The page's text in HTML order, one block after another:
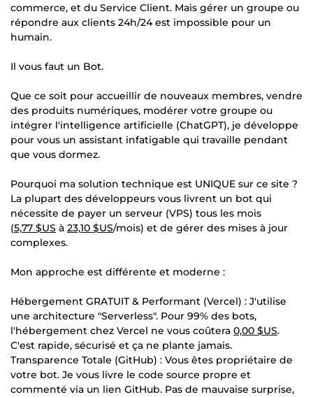
commerce, et du Service Client. Mais gérer un groupe ou
répondre aux clients 24h/24 est impossible pour un
humain.
Il vous faut un Bot.
Que ce soit pour accueillir de nouveaux membres, vendre
des produits numériques, modérer votre groupe ou
intégrer l'intelligence artificielle (ChatGPT), je développe
pour vous un assistant infatigable qui travaille pendant
que vous dormez.
Pourquoi ma solution technique est UNIQUE sur ce site ?
La plupart des développeurs vous livrent un bot qui
nécessite de payer un serveur (VPS) tous les mois
(5,77 $US à 23,10 $US/mois) et de gérer des mises à jour
complexes.
Mon approche est différente et moderne :
Hébergement GRATUIT & Performant (Vercel) : J'utilise
une architecture "Serverless". Pour 99% des bots,
l'hébergement chez Vercel ne vous coûtera 0,00 $US.
C'est rapide, sécurisé et ça ne plante jamais.
Transparence Totale (GitHub) : Vous êtes propriétaire de
votre bot. Je vous livre le code source propre et
commenté via un lien GitHub. Pas de mauvaise surprise,